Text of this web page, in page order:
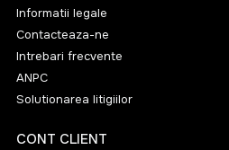
Informatii legale
Contacteaza-ne
Intrebari frecvente
ANPC
Solutionarea litigiilor
CONT CLIENT